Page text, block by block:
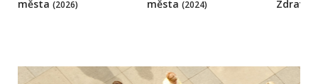
města (2026)
města (2024)